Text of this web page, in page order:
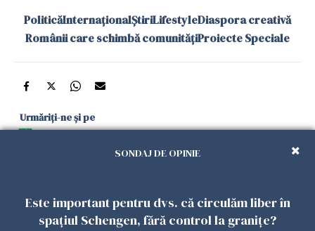
PoliticăInternaționalȘtiriLifestyleDiaspora creativă
Românii care schimbă comunitățiProiecte Speciale
Urmăriți-ne și pe
și în aplicațiile mobile
Politica de
Politica
Gestionați
Contact
Declarație de
SONDAJ DE OPINIE
Este important pentru dvs. că circulăm liber în
spațiul Schengen, fără control la granițe?